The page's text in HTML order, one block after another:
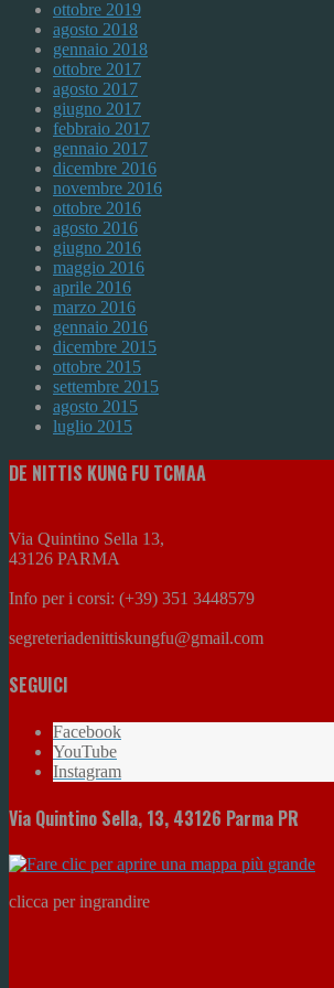
ottobre 2019
agosto 2018
gennaio 2018
ottobre 2017
agosto 2017
giugno 2017
febbraio 2017
gennaio 2017
dicembre 2016
novembre 2016
ottobre 2016
agosto 2016
giugno 2016
maggio 2016
aprile 2016
marzo 2016
gennaio 2016
dicembre 2015
ottobre 2015
settembre 2015
agosto 2015
luglio 2015
DE NITTIS KUNG FU TCMAA
Via Quintino Sella 13,
43126 PARMA
Info per i corsi: (+39) 351 3448579
segreteriadenittiskungfu@gmail.com
SEGUICI
Facebook
YouTube
Instagram
Via Quintino Sella, 13, 43126 Parma PR
clicca per ingrandire